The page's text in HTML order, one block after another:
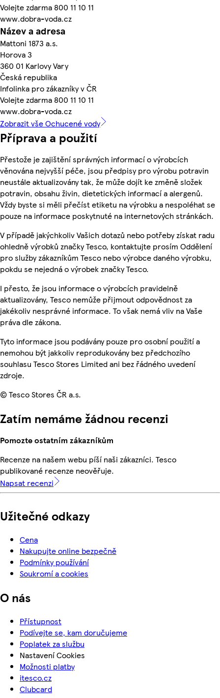
Volejte zdarma 800 11 10 11
www.dobra-voda.cz
Název a adresa
Mattoni 1873 a.s.
Horova 3
360 01 Karlovy Vary
Česká republika
Infolinka pro zákazníky v ČR
Volejte zdarma 800 11 10 11
www.dobra-voda.cz
Zobrazit vše Ochucené vody
Příprava a použití
Přestože je zajištění správných informací o výrobcích
věnována nejvyšší péče, jsou předpisy pro výrobu potravin
neustále aktualizovány tak, že může dojít ke změně složek
potravin, obsahu živin, dietetických informací a alergenů.
Vždy byste si měli přečíst etiketu na výrobku a nespoléhat se
pouze na informace poskytnuté na internetových stránkách.
V případě jakýchkoliv Vašich dotazů nebo potřeby získat radu
ohledně výrobků značky Tesco, kontaktujte prosím Oddělení
pro služby zákazníkům Tesco nebo výrobce daného výrobku,
pokdu se nejedná o výrobek značky Tesco.
I přesto, že jsou informace o výrobcích pravidelně
aktualizovány, Tesco nemůže přijmout odpovědnost za
jakékoliv nesprávné informace. To však nemá vliv na Vaše
práva dle zákona.
Tyto informace jsou podávány pouze pro osobní použití a
nemohou být jakkoliv reprodukovány bez předchozího
souhlasu Tesco Stores Limited ani bez řádného uvedení
zdroje.
© Tesco Stores ČR a.s.
Zatím nemáme žádnou recenzi
Pomozte ostatním zákazníkům
Recenze na našem webu píší naši zákazníci. Tesco
publikované recenze neověřuje.
Napsat recenzi
Užitečné odkazy
Cena
Nakupujte online bezpečně
Podmínky používání
Soukromí a cookies
O nás
Přístupnost
Podívejte se, kam doručujeme
Poplatek za službu
Nastavení Cookies
Možnosti platby
itesco.cz
Clubcard